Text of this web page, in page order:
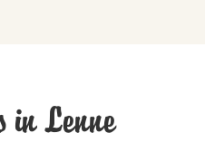
in Lenne